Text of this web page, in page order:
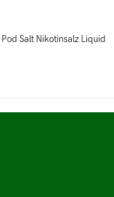
Pod Salt Nikotinsalz Liquid